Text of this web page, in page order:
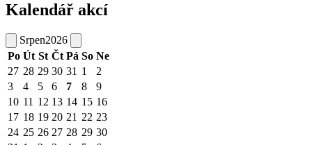
Kalendář akcí
Srpen2026
Po Út St Čt Pá So Ne
27 28 29 30 31 1
2
3
4 5 6 7 8
9
10 11 12 13 14 15 16
17 18 19 20 21 22 23
24 25 26 27 28 29 30